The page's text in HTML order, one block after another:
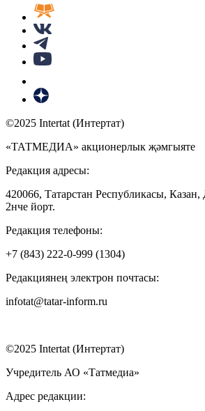
©2025 Intertat (Интертат)
«ТАТМЕДИА» акционерлык җәмгыяте
Редакция адресы:
420066, Татарстан Республикасы, Казан,
2нче йорт.
Редакция телефоны:
+7 (843) 222-0-999 (1304)
Редакциянең электрон почтасы:
infotat@tatar-inform.ru
©2025 Intertat (Интертат)
Учредитель АО «Татмедиа»
Адрес редакции: